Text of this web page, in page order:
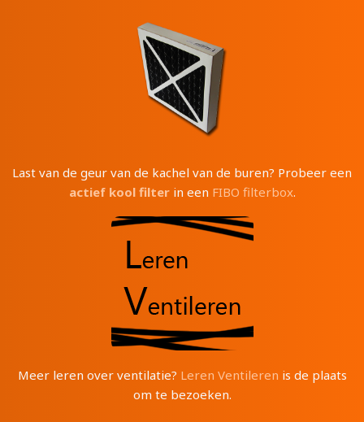
Last van de geur van de kachel van de buren? Probeer een
actief kool filterin een FIBO filterbox.
Meer leren over ventilatie? Leren Ventileren is de plaats
om te bezoeken.